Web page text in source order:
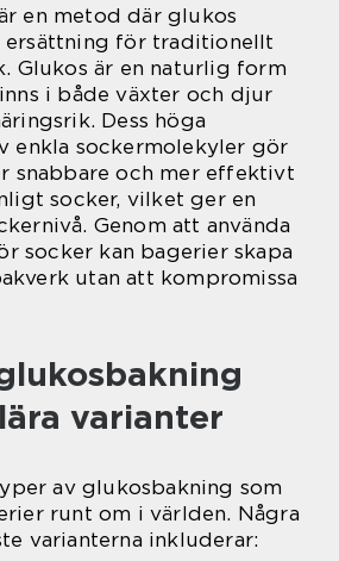
en metod där glukos
ersättning för traditionellt
Glukos är en naturlig form
i både växter och djur
Dess höga
enkla sockermolekyler gör
snabbare och mer effektivt
socker, vilket ger en
Genom att använda
socker kan bagerier skapa
utan att kompromissa
varianter
av glukosbakning som
runt om i världen. Några
varianterna inkluderar: